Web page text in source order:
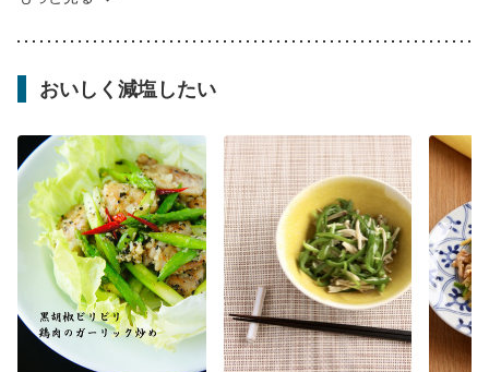
おいしく減塩したい